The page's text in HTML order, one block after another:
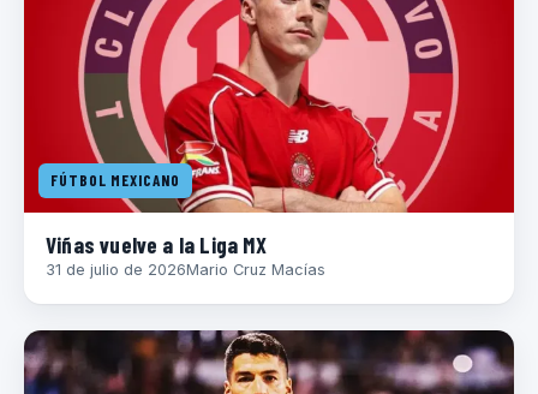
FÚTBOL MEXICANO
Viñas vuelve a la Liga MX
31 de julio de 2026Mario Cruz Macías